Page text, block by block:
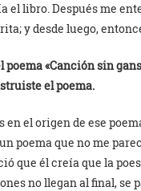
el libro. Después me
y desde luego,
poema «Canción sin
el poema.
en el origen de ese
poema que no me
que él creía que la
no llegan al final, se